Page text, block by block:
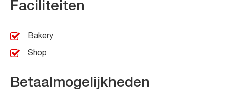
Faciliteiten
Bakery
Shop
Betaalmogelijkheden